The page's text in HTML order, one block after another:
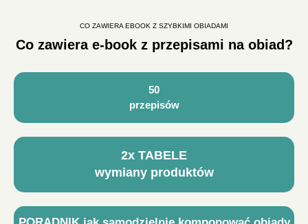
CO ZAWIERA EBOOK Z SZYBKIMI OBIADAMI
Co zawiera e-book z przepisami na obiad?
50
przepisów
2x TABELE
wymiany produktów